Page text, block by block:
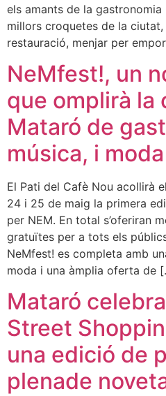
els amants de la
millors croquetes de la
restauració, menjar per
NeMfest!, un
que omplirà la
Mataró de
música, i moda
El Pati del Cafè Nou acollirà
24 i 25 de maig la primera
per NEM. En total s’oferiran
gratuïtes per a tots els
NeMfest! es completa amb
moda i una àmplia oferta de
Mataró
Street
una edició de
plenade